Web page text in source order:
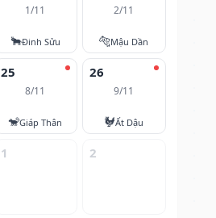
1/11
🐂Đinh Sửu
2/11
🐅Mậu Dần
25
8/11
🐒Giáp Thân
26
9/11
🐓Ất Dậu
1 2